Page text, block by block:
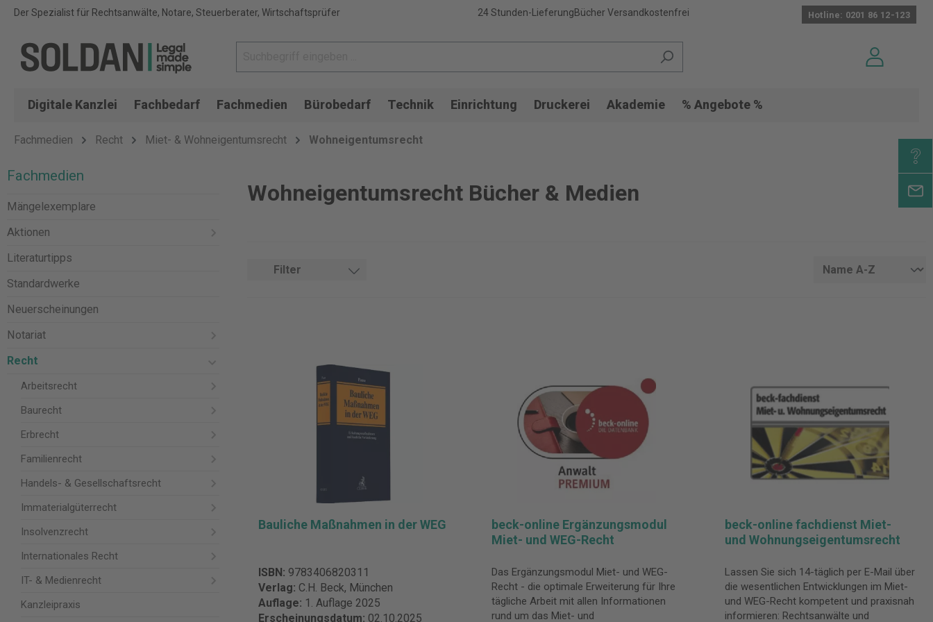
Der Spezialist für Rechtsanwälte, Notare, Steuerberater, Wirtschaftsprüfer 24 Stunden-LieferungBücher Versandkostenfrei Hotline: 0201 86 12-123
Digitale Kanzlei Fachbedarf Fachmedien Bürobedarf Technik Einrichtung Druckerei Akademie % Angebote %
Fachmedien Recht Miet- & Wohneigentumsrecht Wohneigentumsrecht
Fachmedien
Mängelexemplare
Aktionen
Literaturtipps
Standardwerke
Neuerscheinungen
Notariat
Recht
Arbeitsrecht
Baurecht
Erbrecht
Familienrecht
Handels- & Gesellschaftsrecht
Immaterialgüterrecht
Insolvenzrecht
Internationales Recht
IT- & Medienrecht
Kanzleipraxis
Wohneigentumsrecht Bücher & Medien
Filter
Bauliche Maßnahmen in der WEG
ISBN: 9783406820311
Verlag: C.H. Beck, München
Auflage: 1. Auflage 2025
Erscheinungsdatum: 02.10.2025
beck-online Ergänzungsmodul
Miet- und WEG-Recht
Das Ergänzungsmodul Miet- und WEG-
Recht - die optimale Erweiterung für Ihre
tägliche Arbeit mit allen Informationen
rund um das Miet- und
beck-online fachdienst Miet-
und Wohnungseigentumsrecht
Lassen Sie sich 14-täglich per E-Mail über
die wesentlichen Entwicklungen im Miet-
und WEG-Recht kompetent und praxisnah
informieren: Rechtsanwälte und